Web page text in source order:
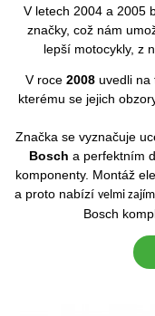
V letech 2004 a 2005
značky, což nám
lepší motocykly, z
V roce2008uvedli na
kterému se jejich
Značka se vyznačuje
Bosch a perfektním
komponenty. Montáž
a proto nabízí velmi
Bosch